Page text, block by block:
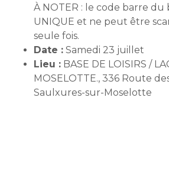
À NOTER : le code barre du
UNIQUE et ne peut être
seule fois.
Date : Samedi 23 juillet
Lieu : BASE DE LOISIRS /
MOSELOTTE., 336 Route
Saulxures-sur-Moselotte